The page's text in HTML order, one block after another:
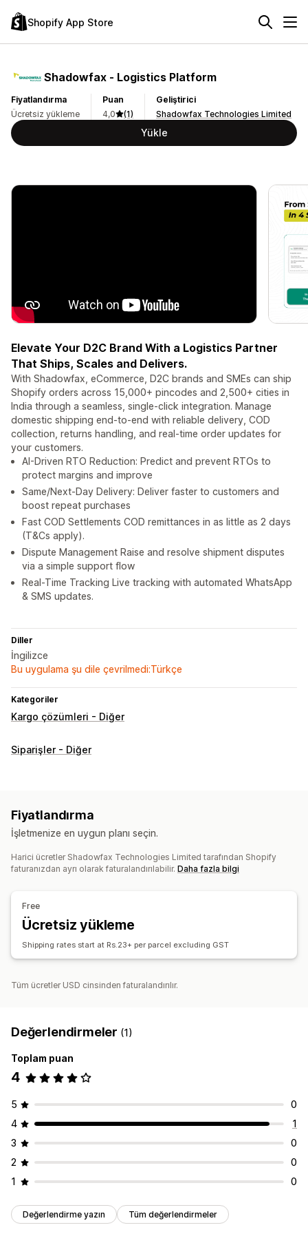
Shopify App Store
Shadowfax ‑ Logistics Platform
Fiyatlandırma
Ücretsiz yükleme
Puan
4,0
(1)
Geliştirici
Shadowfax Technologies Limited
Yükle
Elevate Your D2C Brand With a Logistics Partner
That Ships, Scales and Delivers.
With Shadowfax, eCommerce, D2C brands and SMEs can ship
Shopify orders across 15,000+ pincodes and 2,500+ cities in
India through a seamless, single-click integration. Manage
domestic shipping end-to-end with reliable delivery, COD
collection, returns handling, and real-time order updates for
your customers.
AI-Driven RTO Reduction: Predict and prevent RTOs to
protect margins and improve
Same/Next-Day Delivery: Deliver faster to customers and
boost repeat purchases
Fast COD Settlements COD remittances in as little as 2 days
(T&Cs apply).
Dispute Management Raise and resolve shipment disputes
via a simple support flow
Real-Time Tracking Live tracking with automated WhatsApp
& SMS updates.
Diller
İngilizce
Bu uygulama şu dile çevrilmedi:Türkçe
Kategoriler
Kargo çözümleri - Diğer
Siparişler - Diğer
Fiyatlandırma
İşletmenize en uygun planı seçin.
Harici ücretler Shadowfax Technologies Limited tarafından Shopify
faturanızdan ayrı olarak faturalandırılabilir. Daha fazla bilgi
Free
Ücretsiz yükleme
Shipping rates start at Rs.23+ per parcel excluding GST
Tüm ücretler USD cinsinden faturalandırılır.
Değerlendirmeler (1)
Toplam puan
4
5
0
4
1
3
0
2
0
1
0
Değerlendirme yazın Tüm değerlendirmeler